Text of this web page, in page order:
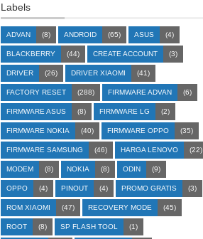
Labels
ADVAN (8) ANDROID (65) ASUS (4)
BLACKBERRY (44) CREATE ACCOUNT (3)
DRIVER (26) DRIVER XIAOMI (41)
FACTORY RESET (288) FIRMWARE ADVAN (6)
FIRMWARE ASUS (8) FIRMWARE LG (2)
FIRMWARE NOKIA (40) FIRMWARE OPPO (35)
FIRMWARE SAMSUNG (46) HARGA LENOVO (22)
MODEM (8) NOKIA (8) ODIN (9)
OPPO (4) PINOUT (4) PROMO GRATIS (3)
ROM XIAOMI (47) RECOVERY MODE (45)
ROOT (8) SP FLASH TOOL (1)